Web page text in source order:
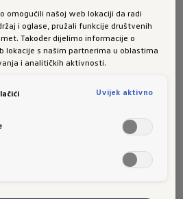
App u
ID. Polo
ugašena, a vrata i
vidjeti trenutnu statistiku
online usluge VW Connect2,
omogućili našoj web lokaciji da radi
i oglase, pružali funkcije društvenih
Također dijelimo informacije o
lokacije s našim partnerima u oblastima
i analitičkih aktivnosti.
Uvijek aktivno